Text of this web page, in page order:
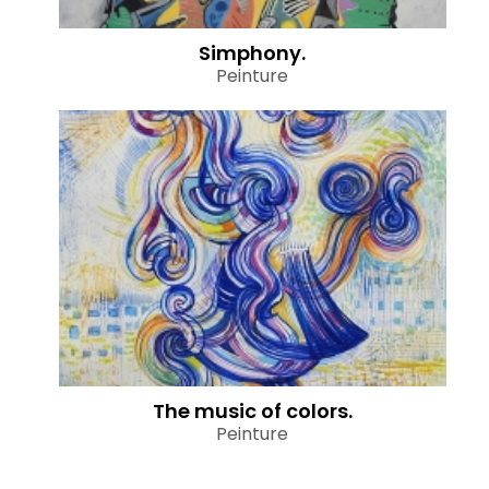
Simphony.
Peinture
The music of colors.
Peinture